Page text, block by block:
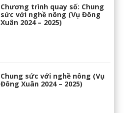
Chương trình quay số: Chung
sức với nghề nông (Vụ Đông
Xuân 2024 – 2025)
Chung sức với nghề nông (Vụ
Đông Xuân 2024 – 2025)